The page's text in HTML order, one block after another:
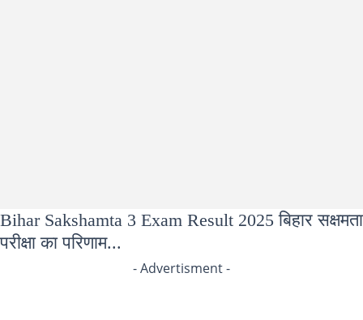
Bihar Sakshamta 3 Exam Result 2025 बिहार सक्षमता
परीक्षा का परिणाम...
- Advertisment -